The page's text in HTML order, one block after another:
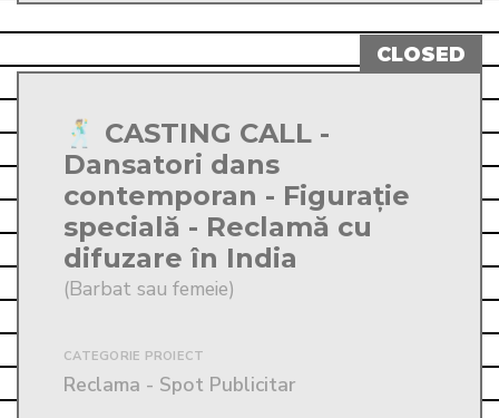
🕺 CASTING CALL -
Dansatori dans
contemporan - Figurație
specială - Reclamă cu
difuzare în India
(Barbat sau femeie)
CATEGORIE PROIECT
Reclama - Spot Publicitar